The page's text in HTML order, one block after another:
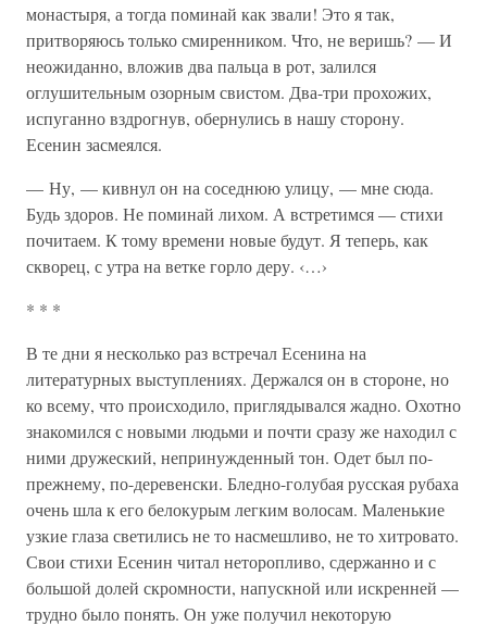
монастыря, а тогда поминай как звали! Это я так,
притворяюсь только смиренником. Что, не веришь? — И
неожиданно, вложив два пальца в рот, залился
оглушительным озорным свистом. Два-три прохожих,
испуганно вздрогнув, обернулись в нашу сторону.
Есенин засмеялся.
— Ну, — кивнул он на соседнюю улицу, — мне сюда.
Будь здоров. Не поминай лихом. А встретимся — стихи
почитаем. К тому времени новые будут. Я теперь, как
скворец, с утра на ветке горло деру. ‹…›
* * *
В те дни я несколько раз встречал Есенина на
литературных выступлениях. Держался он в стороне, но
ко всему, что происходило, приглядывался жадно. Охотно
знакомился с новыми людьми и почти сразу же находил с
ними дружеский, непринужденный тон. Одет был по-
прежнему, по-деревенски. Бледно-голубая русская рубаха
очень шла к его белокурым легким волосам. Маленькие
узкие глаза светились не то насмешливо, не то хитровато.
Свои стихи Есенин читал неторопливо, сдержанно и с
большой долей скромности, напускной или искренней —
трудно было понять. Он уже получил некоторую